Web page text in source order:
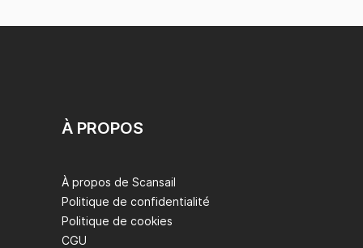
À PROPOS
À propos de Scansail
Politique de confidentialité
Politique de cookies
CGU